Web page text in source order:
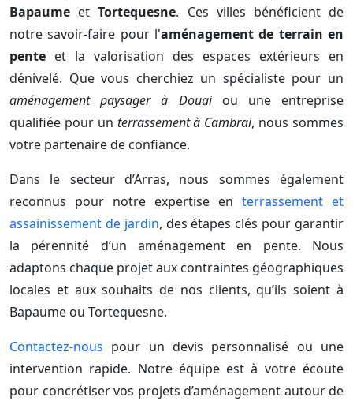
Bapaume etTortequesne. Ces villes bénéficient de
notre savoir-faire pour l'aménagement de terrain en
pente et la valorisation des espaces extérieurs en
dénivelé. Que vous cherchiez un spécialiste pour un
aménagement paysager à Douaiou une entreprise
qualifiée pour un terrassement à Cambrai, nous sommes
votre partenaire de confiance.
Dans le secteur d’Arras, nous sommes également
reconnus pour notre expertise en terrassement et
assainissement de jardin, des étapes clés pour garantir
la pérennité d’un aménagement en pente. Nous
adaptons chaque projet aux contraintes géographiques
locales et aux souhaits de nos clients, qu’ils soient à
Bapaume ou Tortequesne.
Contactez-nous pour un devis personnalisé ou une
intervention rapide. Notre équipe est à votre écoute
pour concrétiser vos projets d’aménagement autour de